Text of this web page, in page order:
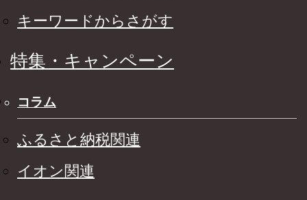
キーワードからさがす
特集・キャンペーン
コラム
ふるさと納税関連
イオン関連